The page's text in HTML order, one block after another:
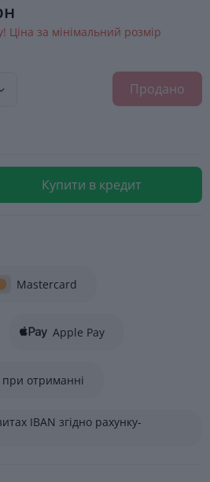
Ціна за мінімальний розмір
Продано
Купити в кредит
Mastercard
Apple Pay
при отриманні
IBAN згідно рахунку-